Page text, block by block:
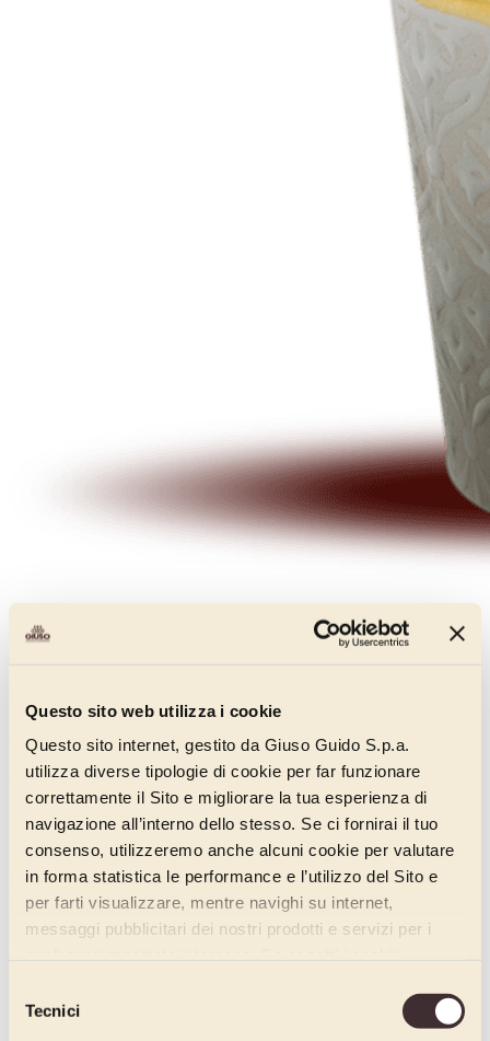
Questo sito web utilizza i cookie
Questo sito internet, gestito da Giuso Guido S.p.a.
utilizza diverse tipologie di cookie per far funzionare
correttamente il Sito e migliorare la tua esperienza di
navigazione all’interno dello stesso. Se ci fornirai il tuo
consenso, utilizzeremo anche alcuni cookie per valutare
in forma statistica le performance e l’utilizzo del Sito e
per farti visualizzare, mentre navighi su internet,
messaggi pubblicitari dei nostri prodotti e servizi per i
delTecnici
scorza di limone, per un gelato "Come una volta", che profuma di
casa.
Scopri di più